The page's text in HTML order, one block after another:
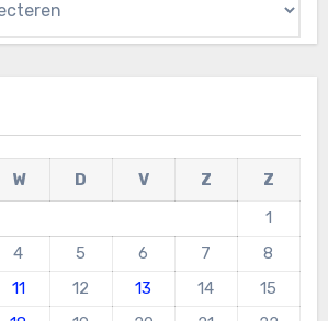
W D V Z
Z
1
4 5 6 7
8
11 12 13 14
15